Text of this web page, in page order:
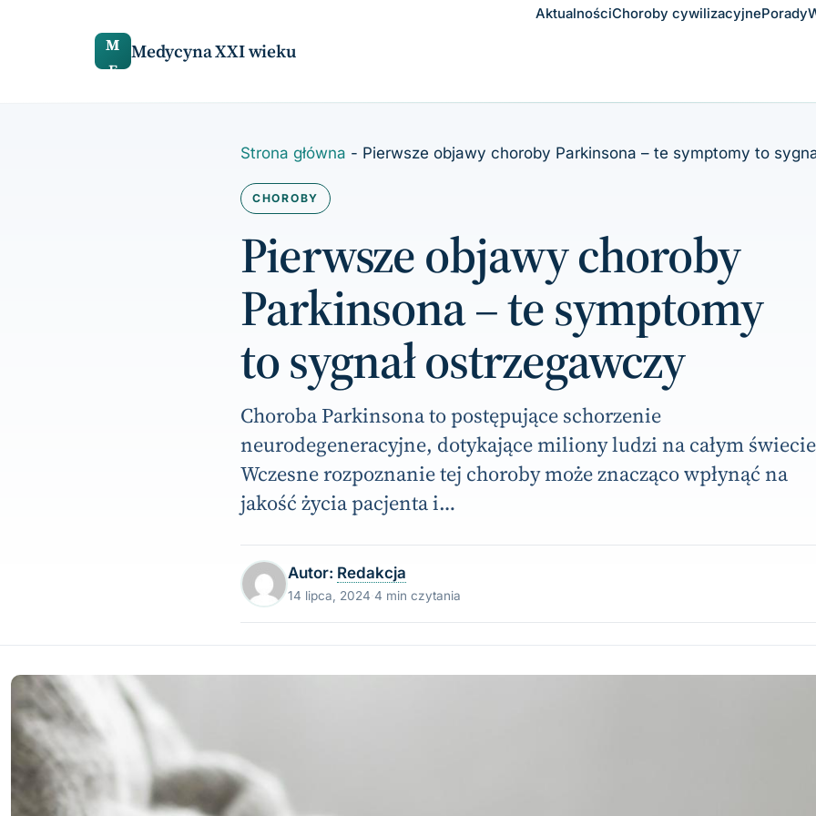
M
E
Medycyna XXI wieku
AktualnościChoroby cywilizacyjnePorady
Strona główna - Pierwsze objawy choroby Parkinsona – te symptomy to
CHOROBY
Pierwsze objawy choroby
Parkinsona – te symptomy
to sygnał ostrzegawczy
Choroba Parkinsona to postępujące schorzenie
neurodegeneracyjne, dotykające miliony ludzi na całym
Wczesne rozpoznanie tej choroby może znacząco wpłynąć na
jakość życia pacjenta i…
Autor: Redakcja
14 lipca, 2024 4 min czytania